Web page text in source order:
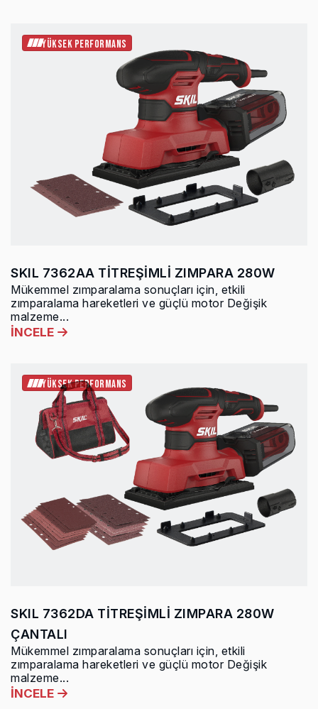
YÜKSEK PERFORMANS
SKIL 7362AA TİTREŞİMLİ ZIMPARA 280W
Mükemmel zımparalama sonuçları için, etkili
zımparalama hareketleri ve güçlü motor Değişik
malzeme...
İNCELE
YÜKSEK PERFORMANS
SKIL 7362DA TİTREŞİMLİ ZIMPARA 280W
ÇANTALI
Mükemmel zımparalama sonuçları için, etkili
zımparalama hareketleri ve güçlü motor Değişik
malzeme...
İNCELE